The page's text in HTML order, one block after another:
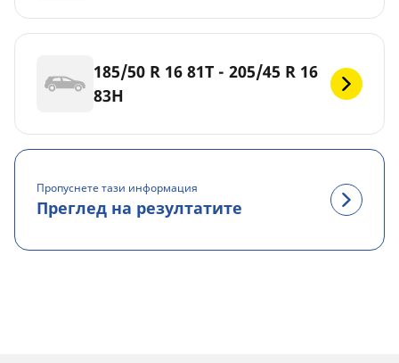
185/50 R 16 81T - 205/45 R 16
83H
Пропуснете тази информация
Преглед на резултатите